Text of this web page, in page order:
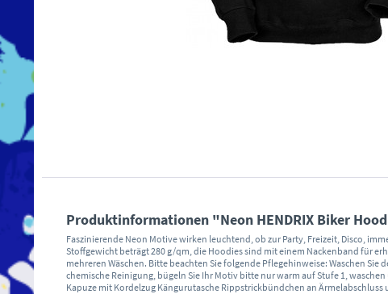
Produktinformationen "Neon HENDRIX Biker
Faszinierende Neon Motive wirken leuchtend, ob zur Party, Freizeit, Disco,
Stoffgewicht beträgt 280 g/qm, die Hoodies sind mit einem Nackenband für
mehreren Wäschen. Bitte beachten Sie folgende Pflegehinweise: Waschen
chemische Reinigung, bügeln Sie Ihr Motiv bitte nur warm auf Stufe 1,
Kapuze mit Kordelzug Kängurutasche Rippstrickbündchen an